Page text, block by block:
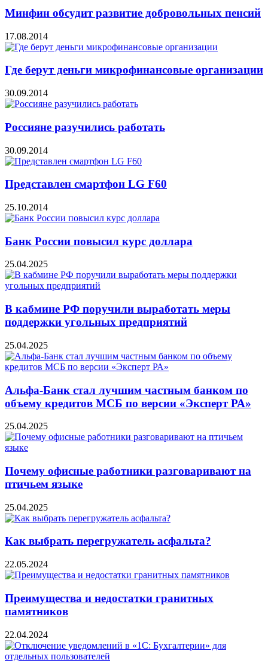
Минфин обсудит развитие добровольных пенсий
17.08.2014
Где берут деньги микрофинансовые организации
30.09.2014
Россияне разучились работать
30.09.2014
Представлен смартфон LG F60
25.10.2014
Банк России повысил курс доллара
25.04.2025
В кабмине РФ поручили выработать меры
поддержки угольных предприятий
25.04.2025
Альфа-Банк стал лучшим частным банком по
объему кредитов МСБ по версии «Эксперт РА»
25.04.2025
Почему офисные работники разговаривают на
птичьем языке
25.04.2025
Как выбрать перегружатель асфальта?
22.05.2024
Преимущества и недостатки гранитных
памятников
22.04.2024